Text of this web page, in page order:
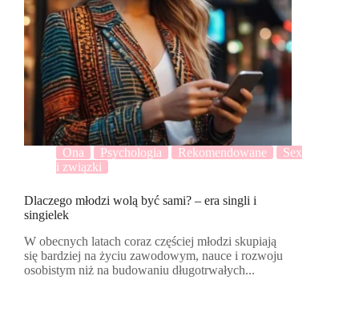
Ona Psychologia Rekomendowane
Sex
i związki
Dlaczego młodzi wolą być sami? – era singli i
singielek
W obecnych latach coraz częściej młodzi skupiają
się bardziej na życiu zawodowym, nauce i rozwoju
osobistym niż na budowaniu długotrwałych...